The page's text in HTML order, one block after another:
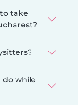
take
do while